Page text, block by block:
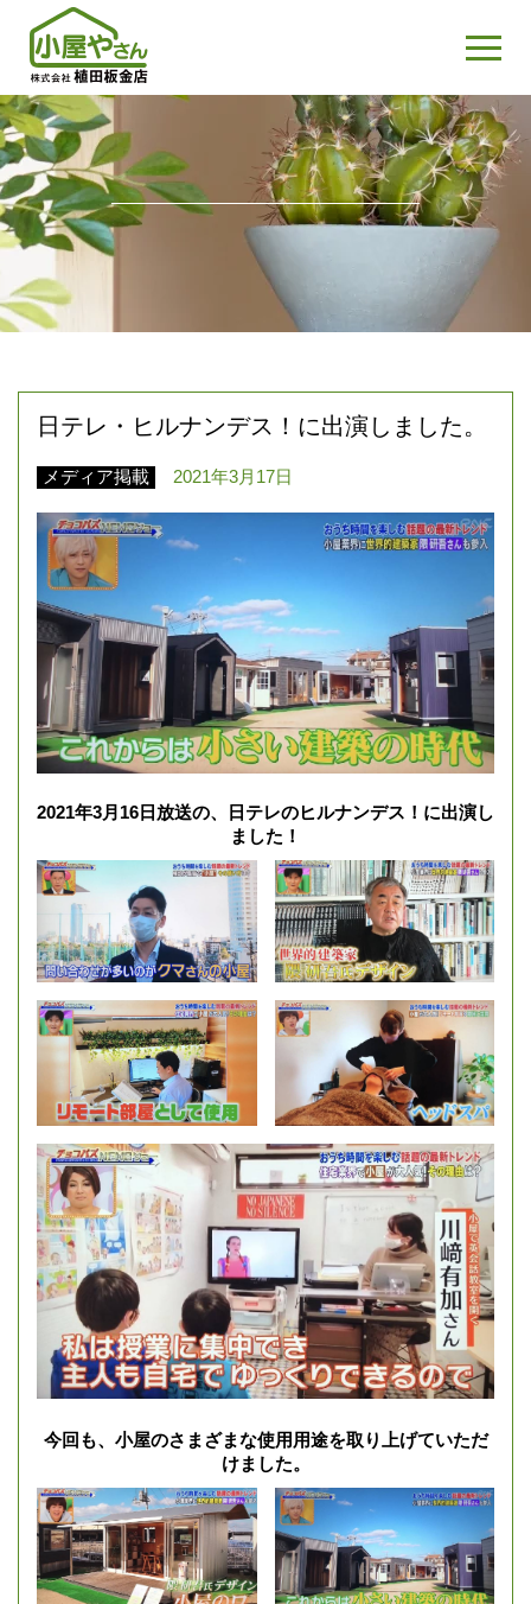
日テレ・ヒルナンデス！に出演しました。
メディア掲載 2021年3月17日
2021年3月16日放送の、日テレのヒルナンデス！に出演し
ました！
今回も、小屋のさまざまな使用用途を取り上げていただ
けました。